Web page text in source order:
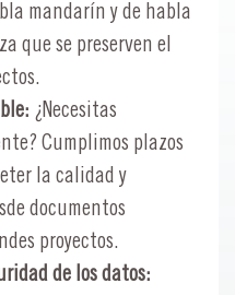
mandarín y de habla
que se preserven el
¿Necesitas
Cumplimos plazos
la calidad y
documentos
proyectos.
de los datos: